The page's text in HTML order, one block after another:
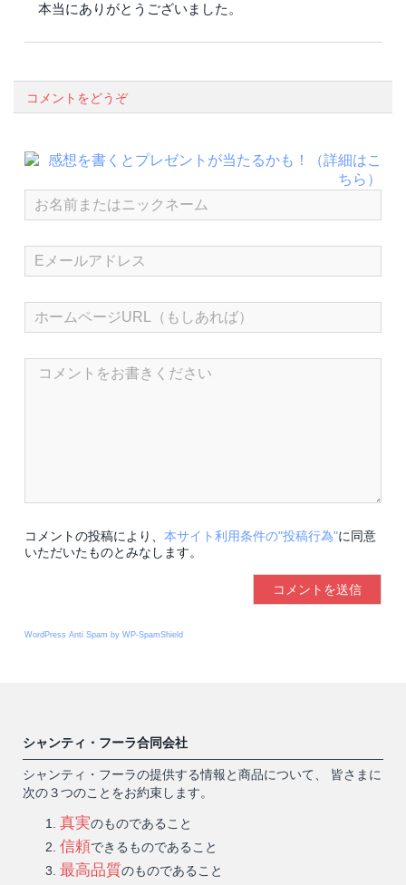
本当にありがとうございました。
コメントをどうぞ
コメントの投稿により、 本サイト利用条件の"投稿行為"に同意
いただいたものとみなします。
WordPress Anti Spam by WP-SpamShield
シャンティ・フーラ合同会社
シャンティ・フーラの提供する情報と商品について、 皆さまに
次の３つのことをお約束します。
真実のものであること
信頼できるものであること
最高品質のものであること